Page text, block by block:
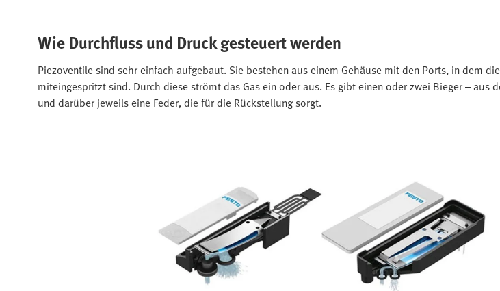
Wie Durchfluss und Druck gesteuert werden
Piezoventile sind sehr einfach aufgebaut. Sie bestehen aus einem Gehäuse mit den Ports, in dem
miteingespritzt sind. Durch diese strömt das Gas ein oder aus. Es gibt einen oder zwei Bieger – aus
und darüber jeweils eine Feder, die für die Rückstellung sorgt.